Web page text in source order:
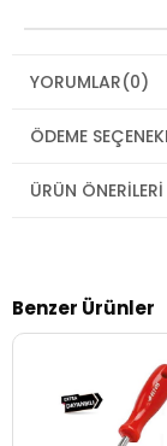
YORUMLAR(0)
ÖDEME
ÜRÜN ÖNERILERI
Benzer Ürünler